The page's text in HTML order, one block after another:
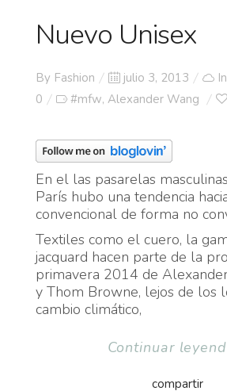
Nuevo Unisex
By Fashion
Posted
on
julio 3, 2013 In
0
#mfw, Alexander Wang
En el las pasarelas
París hubo una tendencia
convencional de forma no
Textiles como el cuero, la
jacquard hacen parte de la
primavera 2014 de
y Thom Browne, lejos de los
cambio climático,
Continuar
compartir